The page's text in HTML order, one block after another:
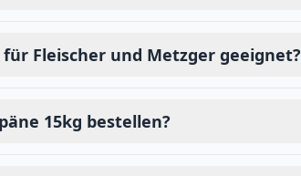
für Fleischer und Metzger geeignet?
15kg bestellen?